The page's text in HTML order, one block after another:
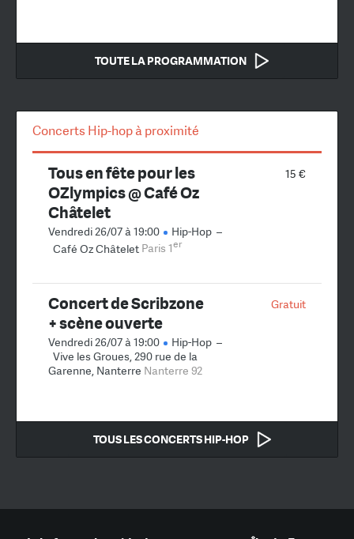
TOUTE LA PROGRAMMATION
Concerts Hip-hop à proximité
15 €
Tous en fête pour les
OZlympics @ Café Oz
Châtelet
Vendredi 26/07 à 19:00 Hip-Hop –
Café Oz Châtelet Paris 1er
Gratuit
Concert de Scribzone
+ scène ouverte
Vendredi 26/07 à 19:00 Hip-Hop –
Vive les Groues, 290 rue de la
Garenne, Nanterre Nanterre 92
TOUS LES CONCERTS HIP-HOP